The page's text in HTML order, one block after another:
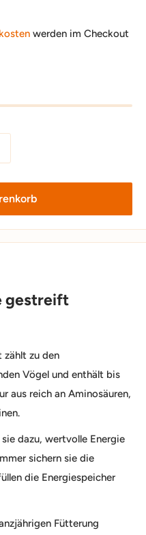
werden im Checkout
gestreift
zählt zu den
Vögel und enthält bis
aus reich an Aminosäuren,
dazu, wertvolle Energie
sichern sie die
die Energiespeicher
Fütterung